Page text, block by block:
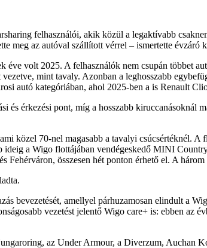
felhasználói, akik közül a legaktívabb
meg az autóval szállított vérrel – ismertette évzáró
éve volt 2025. A felhasználók nem csupán többet
mint tavaly. Azonban a leghosszabb
autó kategóriában, ahol 2025-ben a is Renault
és érkezési pont, míg a hosszabb
közel 70-nel magasabb a tavalyi csúcsértéknél.
a Wigo flottájában vendégeskedő MINI
Fehérváron, összesen hét ponton érhető el. A
bevezetését, amellyel párhuzamosan elindult a
vezetést jelentő Wigo care+ is: ebben
az Under Armour, a Diverzum, Auchan